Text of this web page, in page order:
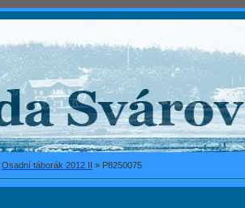
Osadní táborák 2012 II » P8250075